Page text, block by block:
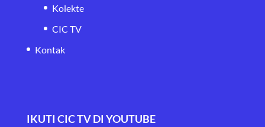
Kolekte
CIC TV
Kontak
IKUTI CIC TV DI YOUTUBE